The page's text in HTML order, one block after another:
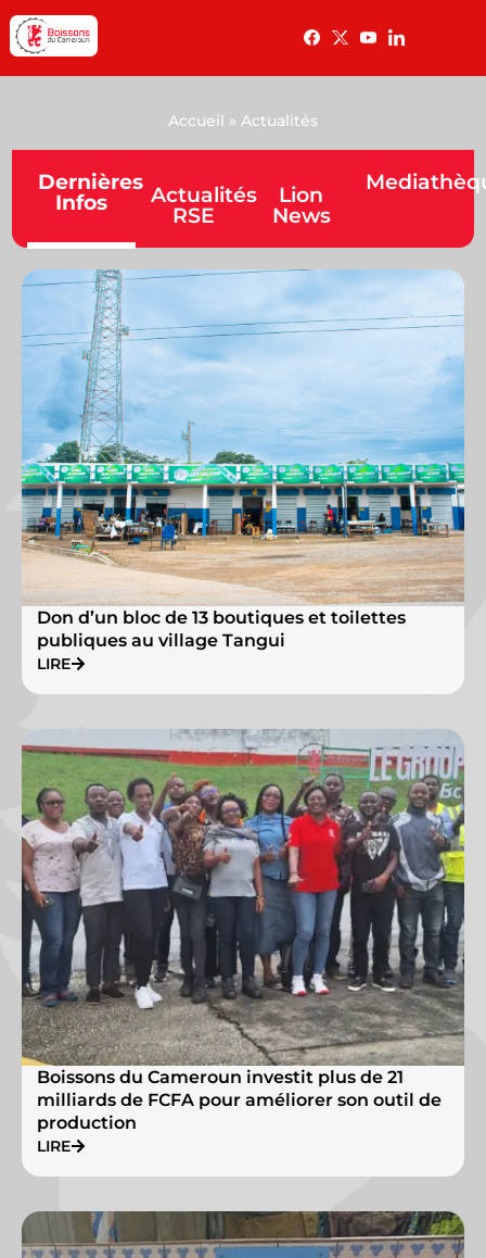
Accueil » Actualités
Dernières
Infos
Actualités
RSE
Lion
News
Don d’un bloc de 13 boutiques et toilettes
publiques au village Tangui
LIRE
Boissons du Cameroun investit plus de 21
milliards de FCFA pour améliorer son outil de
production
LIRE